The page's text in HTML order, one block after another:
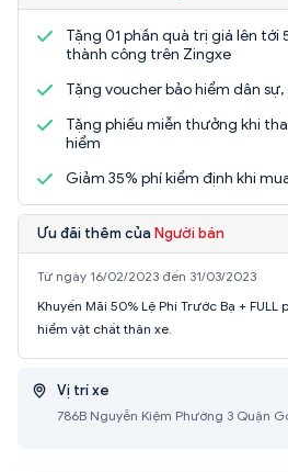
Tặng 01 phần quà trị giá lên tới
thành công trên Zingxe
Tặng voucher bảo hiểm dân
Tặng phiếu miễn thưởng khi
hiểm
Giảm 35% phí kiểm định khi
Ưu đãi thêm của Người bán
Từ ngày 16/02/2023 đến 31/03/2023
Khuyến Mãi 50% Lệ Phí Trước Bạ +
hiểm vật chất thân xe.
Vị trí xe
786B Nguyễn Kiệm Phường 3 Quận